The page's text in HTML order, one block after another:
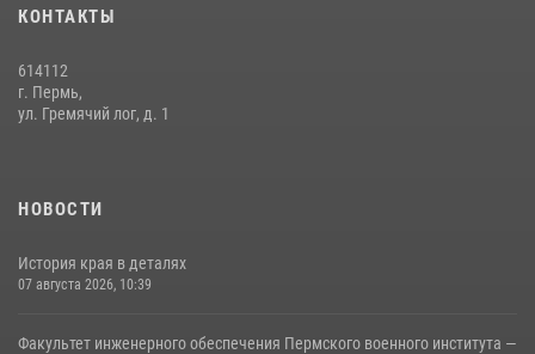
КОНТАКТЫ
614112
г. Пермь,
ул. Гремячий лог, д. 1
НОВОСТИ
История края в деталях
07 августа 2026, 10:39
Факультет инженерного обеспечения Пермского военного института —